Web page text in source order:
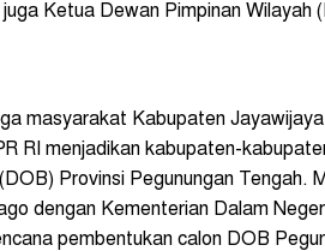
juga Ketua Dewan Pimpinan
masyarakat Kabupaten
RI menjadikan kabupaten-
Provinsi Pegunungan Tengah.
dengan Kementerian Dalam
pembentukan calon DOB